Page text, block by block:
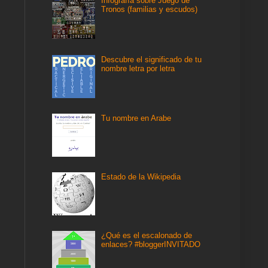
Tronos (familias y escudos)
Descubre el significado de tu
nombre letra por letra
Tu nombre en Arabe
Estado de la Wikipedia
¿Qué es el escalonado de
enlaces? #bloggerINVITADO